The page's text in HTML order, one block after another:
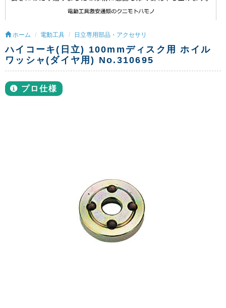
ホーム 電動工具 日立専用部品・アクセサリ
ハイコーキ(日立) 100mmディスク用 ホイル
ワッシャ(ダイヤ用) No.310695
プロ仕様